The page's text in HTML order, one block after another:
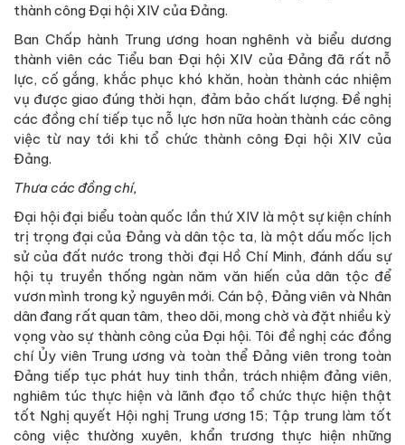
thành công Đại hội XIV của Đảng.
Ban Chấp hành Trung ương hoan nghênh và biểu dương
thành viên các Tiểu ban Đại hội XIV của Đảng đã rất nỗ
lực, cố gắng, khắc phục khó khăn, hoàn thành các nhiệm
vụ được giao đúng thời hạn, đảm bảo chất lượng. Đề nghị
các đồng chí tiếp tục nỗ lực hơn nữa hoàn thành các công
việc từ nay tới khi tổ chức thành công Đại hội XIV của
Đảng.
Thưa các đồng chí,
Đại hội đại biểu toàn quốc lần thứ XIV là một sự kiện chính
trị trọng đại của Đảng và dân tộc ta, là một dấu mốc lịch
sử của đất nước trong thời đại Hồ Chí Minh, đánh dấu sự
hội tụ truyền thống ngàn năm văn hiến của dân tộc để
vươn mình trong kỷ nguyên mới. Cán bộ, Đảng viên và Nhân
dân đang rất quan tâm, theo dõi, mong chờ và đặt nhiều kỳ
vọng vào sự thành công của Đại hội. Tôi đề nghị các đồng
chí Ủy viên Trung ương và toàn thể Đảng viên trong toàn
Đảng tiếp tục phát huy tinh thần, trách nhiệm đảng viên,
nghiêm túc thực hiện và lãnh đạo tổ chức thực hiện thật
tốt Nghị quyết Hội nghị Trung ương 15; Tập trung làm tốt
công việc thường xuyên, khẩn trương thực hiện những